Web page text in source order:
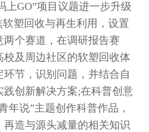
上GO”项目议题进一步升级
塑回收与再生利用，设置
个赛道，在调研报告赛
及周边社区的软塑回收体
节，识别问题，并结合自
创新解决方案;在科普创意
年说”主题创作科普作品，
造与源头减量的相关知识